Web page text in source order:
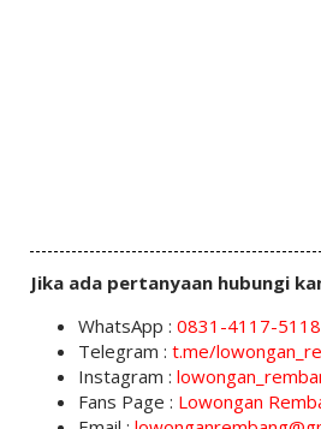
Jika ada pertanyaan hubungi
WhatsApp : 0831-4117-5118
Telegram : t.me/
Instagram :
Fans Page : Lowongan